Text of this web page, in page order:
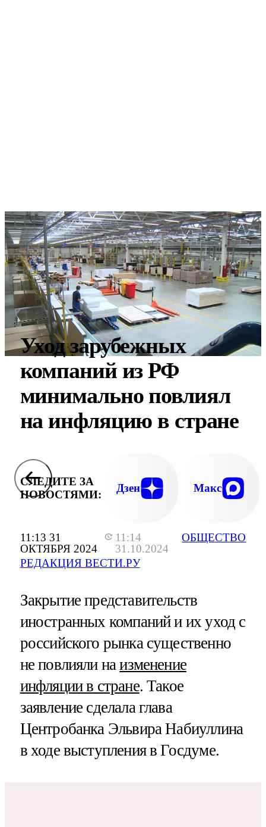
11:13 31
ОКТЯБРЯ 2024
11:14
31.10.2024
РЕДАКЦИЯ ВЕСТИ.РУ
ОБЩЕСТВО
Уход зарубежных
компаний из РФ
минимально повлиял
на инфляцию в стране
СЛЕДИТЕ ЗА
НОВОСТЯМИ:
Дзен Макс
Закрытие представительств
иностранных компаний и их уход с
российского рынка существенно
не повлияли наизменение
инфляции в стране. Такое
заявление сделала глава
Центробанка Эльвира Набиуллина
в ходе выступления в Госдуме.